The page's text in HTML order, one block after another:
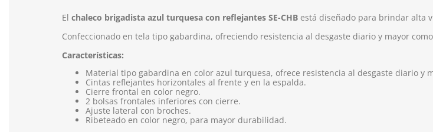
El chaleco brigadista azul turquesa con reflejantes SE-CHB está diseñado para brindar alta
Confeccionado en tela tipo gabardina, ofreciendo resistencia al desgaste diario y mayor
Características:
Material tipo gabardina en color azul turquesa, ofrece resistencia al desgaste diario y
Cintas reflejantes horizontales al frente y en la espalda.
Cierre frontal en color negro.
2 bolsas frontales inferiores con cierre.
Ajuste lateral con broches.
Ribeteado en color negro, para mayor durabilidad.